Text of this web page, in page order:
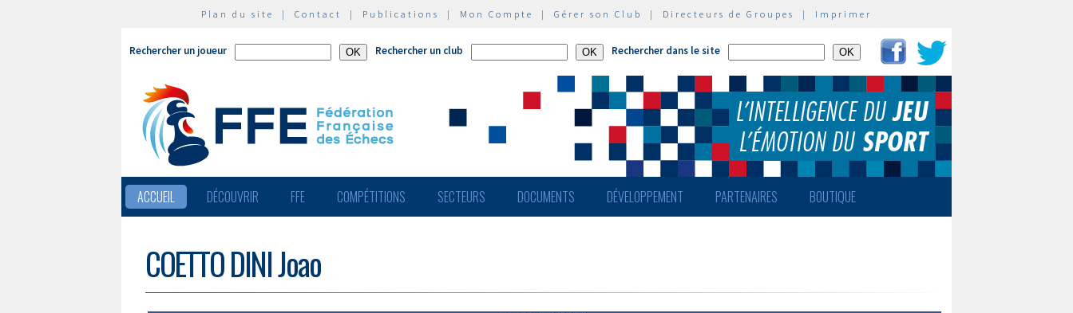
Plan du site | Contact | Publications | Mon Compte | Gérer son Club | Directeurs de Groupes | Imprimer
Rechercher un joueur Rechercher un club Rechercher dans le site
ACCUEIL DÉCOUVRIR FFE COMPÉTITIONS SECTEURS DOCUMENTS DÉVELOPPEMENT PARTENAIRES BOUTIQUE
COETTO DINI Joao